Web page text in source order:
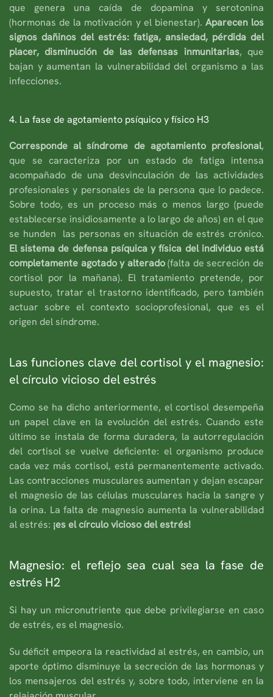
que genera una caída de dopamina y serotonina
(hormonas de la motivación y el bienestar). Aparecen los
signos dañinos del estrés: fatiga, ansiedad, pérdida del
placer, disminución de las defensas inmunitarias, que
bajan y aumentan la vulnerabilidad del organismo a las
infecciones.
4. La fase de agotamiento psíquico y físico H3
Corresponde al síndrome de agotamiento profesional,
que se caracteriza por un estado de fatiga intensa
acompañado de una desvinculación de las actividades
profesionales y personales de la persona que lo padece.
Sobre todo, es un proceso más o menos largo (puede
establecerse insidiosamente a lo largo de años) en el que
se hunden las personas en situación de estrés crónico.
El sistema de defensa psíquica y física del individuo está
completamente agotado y alterado(falta de secreción de
cortisol por la mañana). El tratamiento pretende, por
supuesto, tratar el trastorno identificado, pero también
actuar sobre el contexto socioprofesional, que es el
origen del síndrome.
Las funciones clave del cortisol y el magnesio:
el círculo vicioso del estrés
Como se ha dicho anteriormente, el cortisol desempeña
un papel clave en la evolución del estrés. Cuando este
último se instala de forma duradera, la autorregulación
del cortisol se vuelve deficiente: el organismo produce
cada vez más cortisol, está permanentemente activado.
Las contracciones musculares aumentan y dejan escapar
el magnesio de las células musculares hacia la sangre y
la orina. La falta de magnesio aumenta la vulnerabilidad
al estrés: ¡es el círculo vicioso del estrés!
Magnesio: el reflejo sea cual sea la fase de
estrés H2
Si hay un micronutriente que debe privilegiarse en caso
de estrés, es el magnesio.
Su déficit empeora la reactividad al estrés, en cambio, un
aporte óptimo disminuye la secreción de las hormonas y
los mensajeros del estrés y, sobre todo, interviene en la